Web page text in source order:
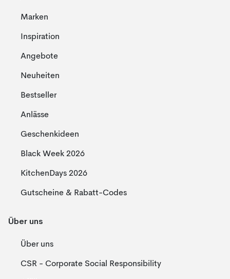
Marken
Inspiration
Angebote
Neuheiten
Bestseller
Anlässe
Geschenkideen
Black Week 2026
KitchenDays 2026
Gutscheine & Rabatt-Codes
Über uns
Über uns
CSR - Corporate Social Responsibility